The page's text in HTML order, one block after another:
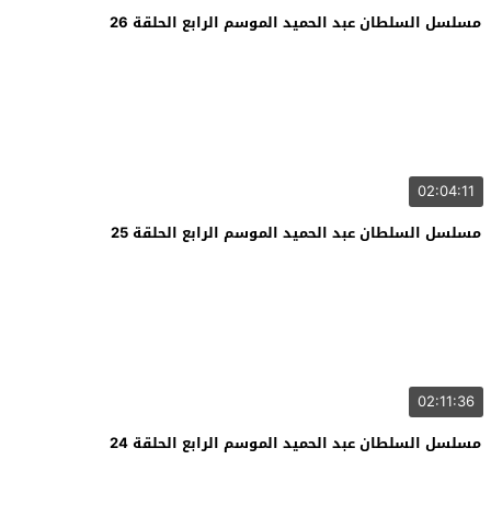
مسلسل السلطان عبد الحميد الموسم الرابع الحلقة 26
02:04:11
مسلسل السلطان عبد الحميد الموسم الرابع الحلقة 25
02:11:36
مسلسل السلطان عبد الحميد الموسم الرابع الحلقة 24